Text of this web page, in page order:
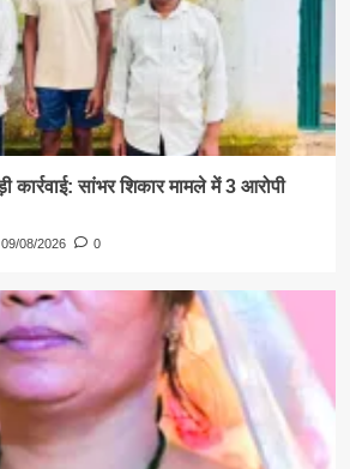
कार्रवाई: सांभर शिकार मामले में 3 आरोपी
09/08/2026 0